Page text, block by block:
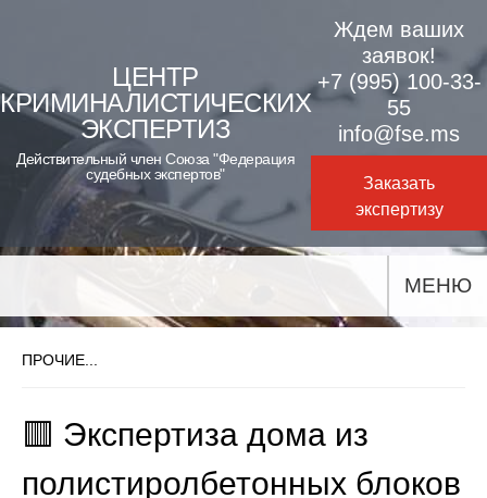
content
ЦЕНТР
КРИМИНАЛИСТИЧЕСКИХ
ЭКСПЕРТИЗ
Действительный член Союза "Федерация
судебных экспертов"
Ждем ваших
заявок!
+7 (995) 100-33-
55
info@fse.ms
Заказать
экспертизу
МЕНЮ
ПРОЧИЕ...
🟥 Экспертиза дома из
полистиролбетонных блоков